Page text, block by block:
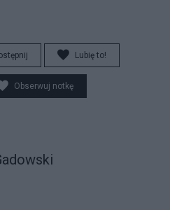
Lubię to!
Obserwuj notkę